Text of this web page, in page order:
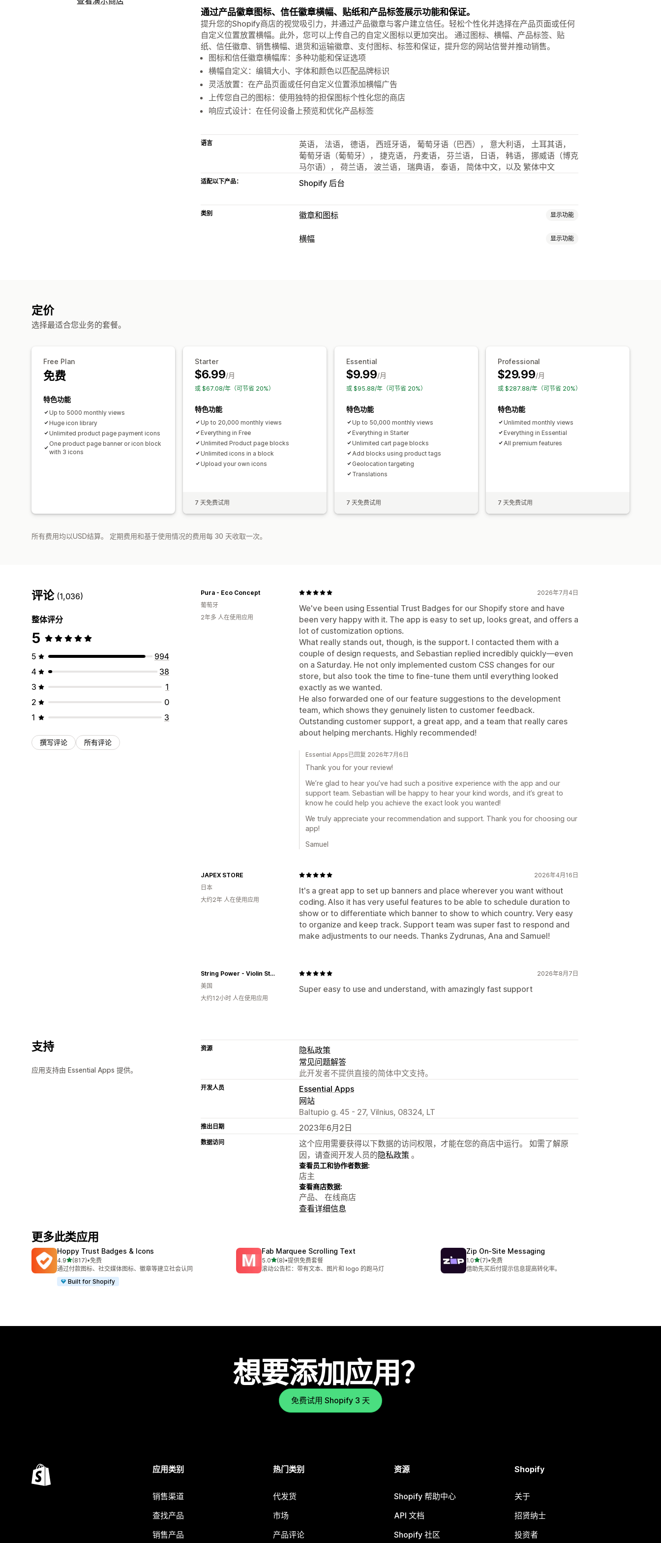
通过产品徽章图标、信任徽章横幅、贴纸和产品标签展示功能和保证。
提升您的Shopify商店的视觉吸引力，并通过产品徽章与客户建立信任。轻松个性化并选择在产品页面或任何
自定义位置放置横幅。此外，您可以上传自己的自定义图标以更加突出。 通过图标、横幅、产品标签、贴
纸、信任徽章、销售横幅、退货和运输徽章、支付图标、标签和保证，提升您的网站信誉并推动销售。
图标和信任徽章横幅库：多种功能和保证选项
横幅自定义：编辑大小、字体和颜色以匹配品牌标识
灵活放置：在产品页面或任何自定义位置添加横幅广告
上传您自己的图标：使用独特的担保图标个性化您的商店
响应式设计：在任何设备上预览和优化产品标签
语言
英语， 法语， 德语， 西班牙语， 葡萄牙语（巴西）， 意大利语， 土耳其语，
葡萄牙语（葡萄牙）， 捷克语， 丹麦语， 芬兰语， 日语， 韩语， 挪威语（博克
马尔语）， 荷兰语， 波兰语， 瑞典语， 泰语， 简体中文，以及 繁体中文
适配以下产品： Shopify 后台
类别 徽章和图标 显示功能
图标类型
横幅 显示功能
实时分析
定价
选择最适合您业务的套餐。
Free Plan
免费
特色功能
Up to 5000 monthly views
Huge icon library
Unlimited product page payment icons
One product page banner or icon block
with 3 icons
Starter
$6.99/月
或 $67.08/年（可节省 20%）
特色功能
Up to 20,000 monthly views
Everything in Free
Unlimited Product page blocks
Unlimited icons in a block
Upload your own icons
7 天免费试用
Essential
$9.99/月
或 $95.88/年（可节省 20%）
特色功能
Up to 50,000 monthly views
Everything in Starter
Unlimited cart page blocks
Add blocks using product tags
Geolocation targeting
Translations
7 天免费试用
Professional
$29.99/月
或 $287.88/年（可节省 20%）
特色功能
Unlimited monthly views
Everything in Essential
All premium features
7 天免费试用
所有费用均以USD结算。 定期费用和基于使用情况的费用每 30 天收取一次。
评论 (1,036)
整体评分
5
5
994
4
38
3
1
2
0
1
3
撰写评论 所有评论
2026年7月4日
We've been using Essential Trust Badges for our Shopify store and have
been very happy with it. The app is easy to set up, looks great, and offers a
lot of customization options.
What really stands out, though, is the support. I contacted them with a
couple of design requests, and Sebastian replied incredibly quickly—even
on a Saturday. He not only implemented custom CSS changes for our
store, but also took the time to fine-tune them until everything looked
exactly as we wanted.
He also forwarded one of our feature suggestions to the development
team, which shows they genuinely listen to customer feedback.
Outstanding customer support, a great app, and a team that really cares
about helping merchants. Highly recommended!
Pura - Eco Concept
葡萄牙
2年多 人在使用应用
Essential Apps已回复 2026年7月6日
Thank you for your review!
We’re glad to hear you’ve had such a positive experience with the app and our
support team. Sebastian will be happy to hear your kind words, and it’s great to
know he could help you achieve the exact look you wanted!
We truly appreciate your recommendation and support. Thank you for choosing our
app!
Samuel
2026年4月16日
It's a great app to set up banners and place wherever you want without
coding. Also it has very useful features to be able to schedule duration to
show or to differentiate which banner to show to which country. Very easy
to organize and keep track. Support team was super fast to respond and
make adjustments to our needs. Thanks Zydrunas, Ana and Samuel!
JAPEX STORE
日本
大约2年 人在使用应用
2026年8月7日
Super easy to use and understand, with amazingly fast support
String Power - Violin Store
美国
大约12小时 人在使用应用
支持
应用支持由 Essential Apps 提供。
资源
隐私政策
常见问题解答
此开发者不提供直接的简体中文支持。
开发人员
Essential Apps
网站
Baltupio g. 45 - 27, Vilnius, 08324, LT
推出日期 2023年6月2日
数据访问
这个应用需要获得以下数据的访问权限，才能在您的商店中运行。 如需了解原
因，请查阅开发人员的隐私政策 。
查看员工和协作者数据:
店主
查看商店数据:
产品、 在线商店
查看详细信息
更多此类应用
Hoppy Trust Badges & Icons
4.9星（满分 5 星）
(817)
总共 817 条评论
•免费
通过付款图标、社交媒体图标、徽章等建立社会认同
Built for Shopify
Fab Marquee Scrolling Text
5.0星（满分 5 星）
(8)
总共 8 条评论
•提供免费套餐
滚动公告栏：带有文本、图片和 logo 的跑马灯
Zip On‑Site Messaging
1.0星（满分 5 星）
(7)
总共 7 条评论
•免费
借助先买后付提示信息提高转化率。
想要添加应用？
免费试用 Shopify 3 天
应用类别
销售渠道
查找产品
销售产品
热门类别
代发货
市场
产品评论
资源
Shopify 帮助中心
API 文档
Shopify 社区
Shopify
关于
招贤纳士
投资者